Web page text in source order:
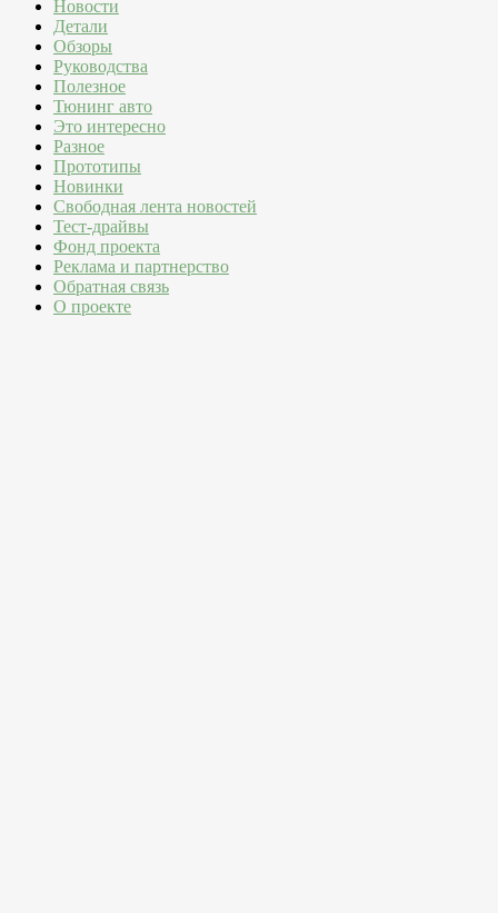
Новости
Детали
Обзоры
Руководства
Полезное
Тюнинг авто
Это интересно
Разное
Прототипы
Новинки
Свободная лента новостей
Тест-драйвы
Фонд проекта
Реклама и партнерство
Обратная связь
О проекте